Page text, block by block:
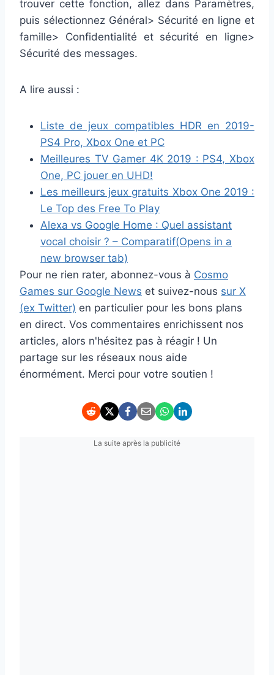
trouver cette fonction, allez dans Paramètres,
puis sélectionnez Général> Sécurité en ligne et
famille> Confidentialité et sécurité en ligne>
Sécurité des messages.
A lire aussi :
Liste de jeux compatibles HDR en 2019-
PS4 Pro, Xbox One et PC
Meilleures TV Gamer 4K 2019 : PS4, Xbox
One, PC jouer en UHD!
Les meilleurs jeux gratuits Xbox One 2019 :
Le Top des Free To Play
Alexa vs Google Home : Quel assistant
vocal choisir ? – Comparatif(Opens in a
new browser tab)
Pour ne rien rater, abonnez-vous à Cosmo
Games sur Google News et suivez-nous sur X
(ex Twitter) en particulier pour les bons plans
en direct. Vos commentaires enrichissent nos
articles, alors n'hésitez pas à réagir ! Un
partage sur les réseaux nous aide
énormément. Merci pour votre soutien !
La suite après la publicité